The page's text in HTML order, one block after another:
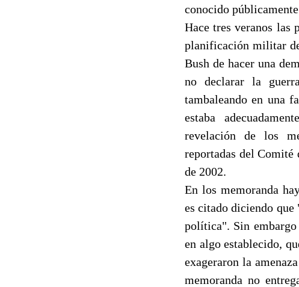
conocido
Hace tres veranos las
planificación militar
Bush de hacer una
no declarar la
tambaleando en una
estaba
revelación de los
reportadas del Comité
de 2002.
En los memoranda
es citado diciendo que
política". Sin embargo
en algo establecido,
exageraron la
memoranda no